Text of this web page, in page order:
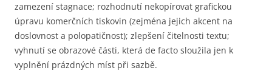
zamezení stagnace; rozhodnutí nekopírovat grafickou
úpravu komerčních tiskovin (zejména jejich akcent na
doslovnost a polopatičnost); zlepšení čitelnosti textu;
vyhnutí se obrazové části, která de facto sloužila jen k
vyplnění prázdných míst při sazbě.